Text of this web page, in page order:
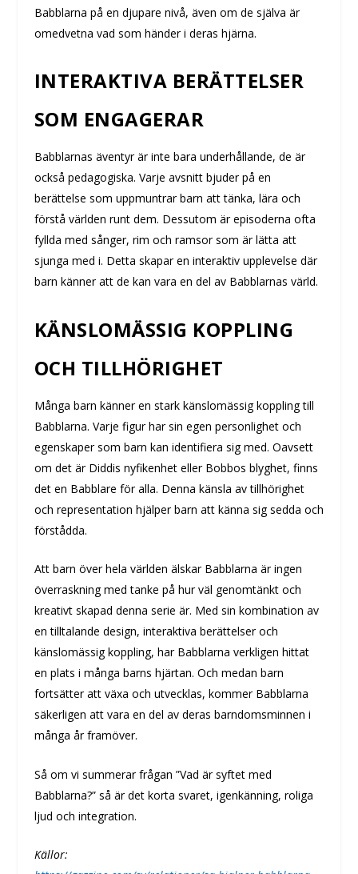
Babblarna på en djupare nivå, även om de själva är
omedvetna vad som händer i deras hjärna.
INTERAKTIVA BERÄTTELSER
SOM ENGAGERAR
Babblarnas äventyr är inte bara underhållande, de är
också pedagogiska. Varje avsnitt bjuder på en
berättelse som uppmuntrar barn att tänka, lära och
förstå världen runt dem. Dessutom är episoderna ofta
fyllda med sånger, rim och ramsor som är lätta att
sjunga med i. Detta skapar en interaktiv upplevelse där
barn känner att de kan vara en del av Babblarnas värld.
KÄNSLOMÄSSIG KOPPLING
OCH TILLHÖRIGHET
Många barn känner en stark känslomässig koppling till
Babblarna. Varje figur har sin egen personlighet och
egenskaper som barn kan identifiera sig med. Oavsett
om det är Diddis nyfikenhet eller Bobbos blyghet, finns
det en Babblare för alla. Denna känsla av tillhörighet
och representation hjälper barn att känna sig sedda och
förstådda.
Att barn över hela världen älskar Babblarna är ingen
överraskning med tanke på hur väl genomtänkt och
kreativt skapad denna serie är. Med sin kombination av
en tilltalande design, interaktiva berättelser och
känslomässig koppling, har Babblarna verkligen hittat
en plats i många barns hjärtan. Och medan barn
fortsätter att växa och utvecklas, kommer Babblarna
säkerligen att vara en del av deras barndomsminnen i
många år framöver.
Så om vi summerar frågan ”Vad är syftet med
Babblarna?” så är det korta svaret, igenkänning, roliga
ljud och integration.
Källor: